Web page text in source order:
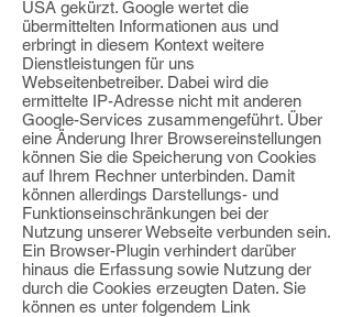
USA gekürzt. Google wertet die
übermittelten Informationen aus und
erbringt in diesem Kontext weitere
Dienstleistungen für uns
Webseitenbetreiber. Dabei wird die
ermittelte IP-Adresse nicht mit anderen
Google-Services zusammengeführt. Über
eine Änderung Ihrer Browsereinstellungen
können Sie die Speicherung von Cookies
auf Ihrem Rechner unterbinden. Damit
können allerdings Darstellungs- und
Funktionseinschränkungen bei der
Nutzung unserer Webseite verbunden sein.
Ein Browser-Plugin verhindert darüber
hinaus die Erfassung sowie Nutzung der
durch die Cookies erzeugten Daten. Sie
können es unter folgendem Link